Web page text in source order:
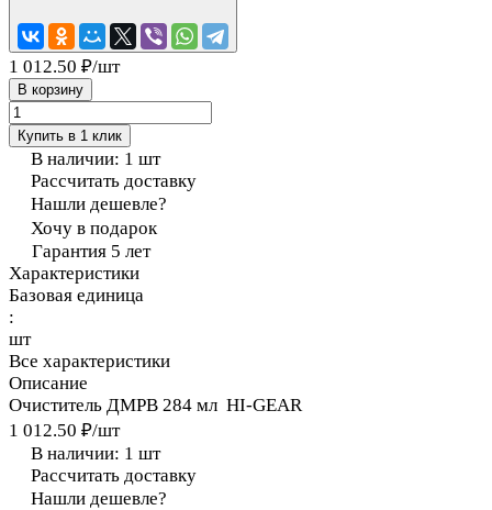
1 012.50 ₽/шт
В корзину
Купить в 1 клик
В наличии: 1 шт
Рассчитать доставку
Нашли дешевле?
Хочу в подарок
Гарантия 5 лет
Характеристики
Базовая единица
:
шт
Все характеристики
Описание
Очиститель ДМРВ 284 мл HI-GEAR
1 012.50 ₽/шт
В наличии: 1 шт
Рассчитать доставку
Нашли дешевле?